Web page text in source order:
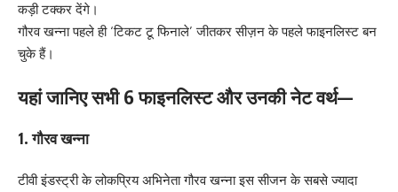
कड़ी टक्कर देंगे।
गौरव खन्ना पहले ही ‘टिकट टू फिनाले’ जीतकर सीज़न के पहले फाइनलिस्ट बन
चुके हैं।
यहां जानिए सभी 6 फाइनलिस्ट और उनकी नेट वर्थ—
1. गौरव खन्ना
टीवी इंडस्ट्री के लोकप्रिय अभिनेता गौरव खन्ना इस सीजन के सबसे ज्यादा